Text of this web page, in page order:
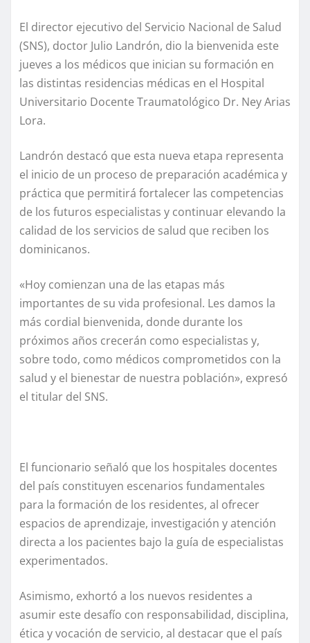
El director ejecutivo del Servicio Nacional de Salud
(SNS), doctor Julio Landrón, dio la bienvenida este
jueves a los médicos que inician su formación en
las distintas residencias médicas en el Hospital
Universitario Docente Traumatológico Dr. Ney Arias
Lora.
Landrón destacó que esta nueva etapa representa
el inicio de un proceso de preparación académica y
práctica que permitirá fortalecer las competencias
de los futuros especialistas y continuar elevando la
calidad de los servicios de salud que reciben los
dominicanos.
«Hoy comienzan una de las etapas más
importantes de su vida profesional. Les damos la
más cordial bienvenida, donde durante los
próximos años crecerán como especialistas y,
sobre todo, como médicos comprometidos con la
salud y el bienestar de nuestra población», expresó
el titular del SNS.
El funcionario señaló que los hospitales docentes
del país constituyen escenarios fundamentales
para la formación de los residentes, al ofrecer
espacios de aprendizaje, investigación y atención
directa a los pacientes bajo la guía de especialistas
experimentados.
Asimismo, exhortó a los nuevos residentes a
asumir este desafío con responsabilidad, disciplina,
ética y vocación de servicio, al destacar que el país